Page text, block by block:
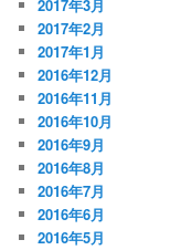
2017年3月
2017年2月
2017年1月
2016年12月
2016年11月
2016年10月
2016年9月
2016年8月
2016年7月
2016年6月
2016年5月